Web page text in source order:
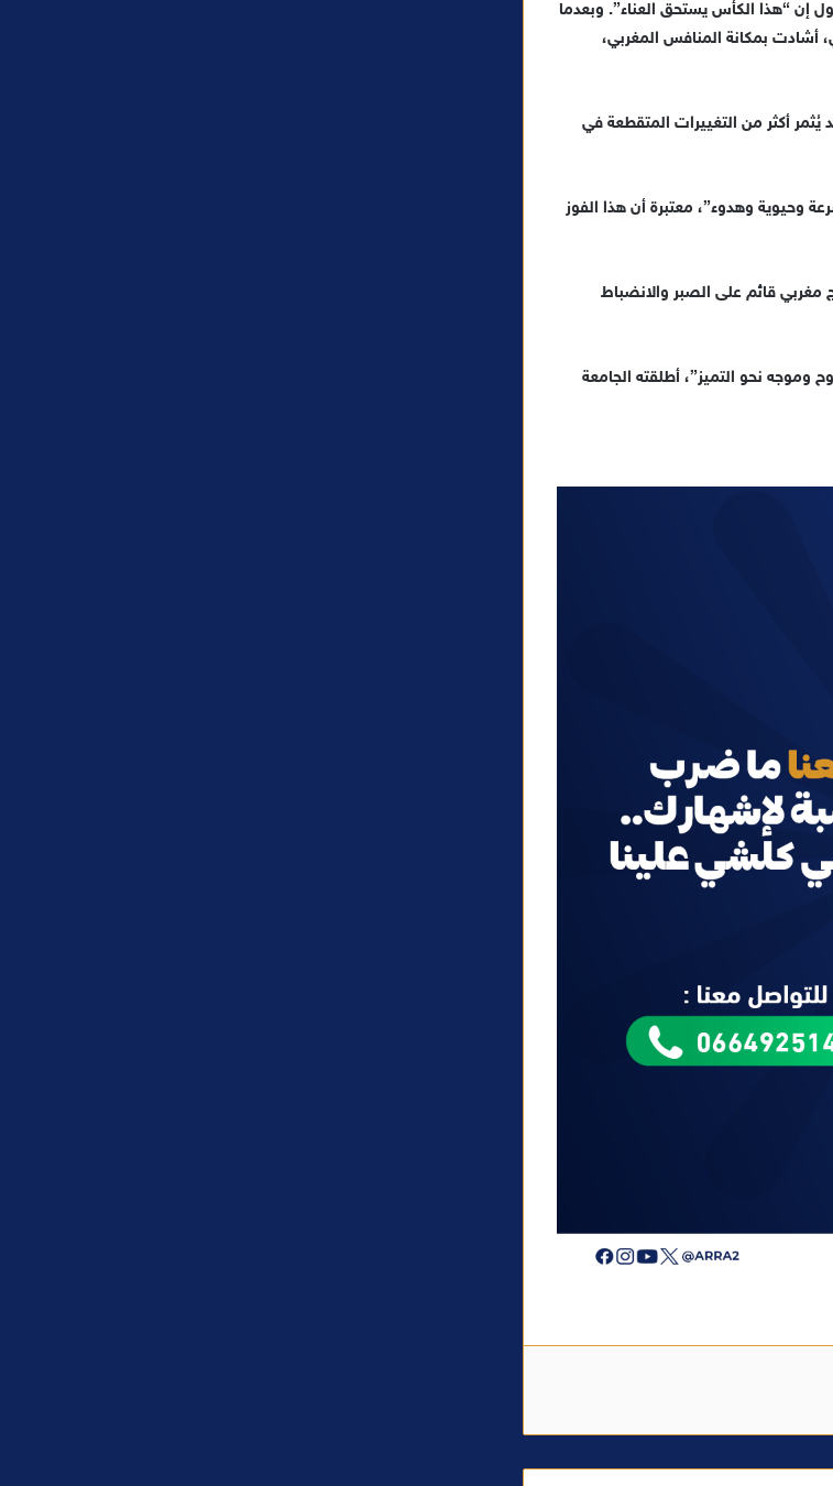
إن “هذا الكأس يستحق العناء”. وبعدما
حسمت مصير النهائي، أشادت بمكانة المنافس المغربي،
يُثمر أكثر من التغييرات المتقطعة في
وحيوية وهدوء”، معتبرة أن هذا الفوز
مغربي قائم على الصبر والانضباط
وطموح وموجه نحو التميز”، أطلقته الجامعة